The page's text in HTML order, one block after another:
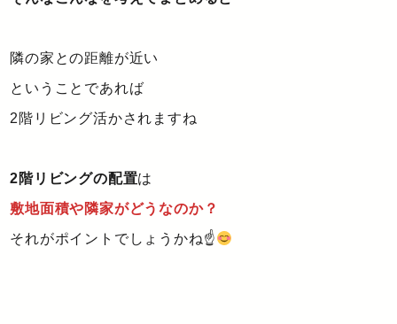
隣の家との距離が近い
ということであれば
2階リビング活かされますね
2階リビングの配置は
敷地面積や隣家がどうなのか？
それがポイントでしょうかね☝